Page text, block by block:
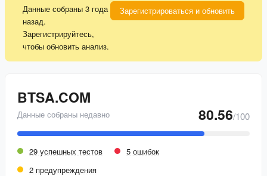
Данные собраны 3 года
назад.
Зарегистрируйтесь,
чтобы обновить анализ.
Зарегистрироваться и обновить
BTSA.COM
Данные собраны недавно 80.56/100
29 успешных тестов
5 ошибок
2 предупреждения